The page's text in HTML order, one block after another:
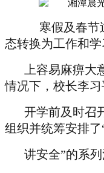
寒假及春节
态转换为工作和
上容易麻痹大
情况下，校长李习
开学前及时召
组织并统筹安排
讲安全”的系列